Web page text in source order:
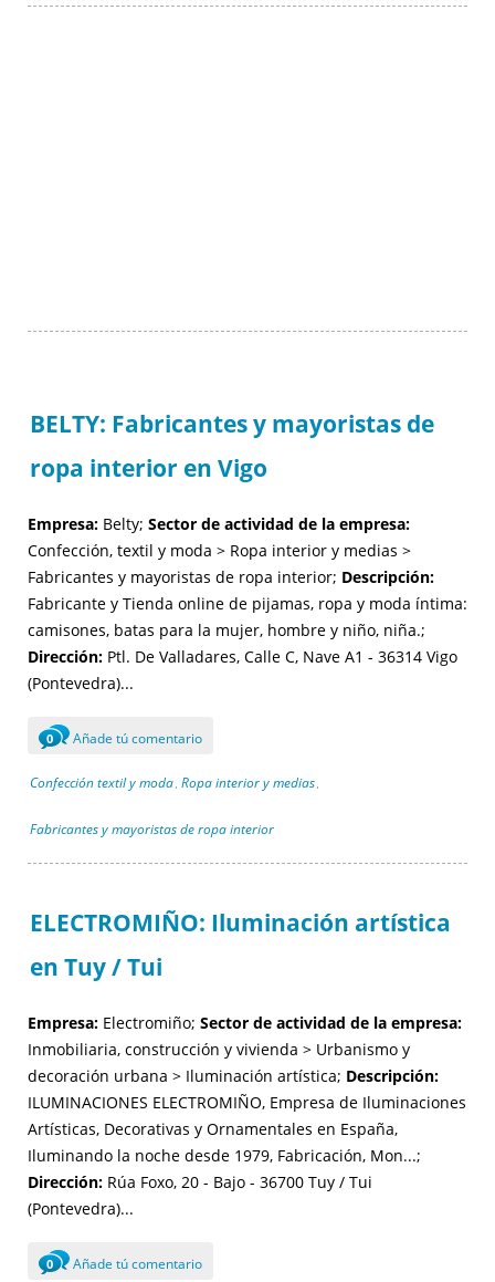
BELTY: Fabricantes y mayoristas de
ropa interior en Vigo
Empresa: Belty; Sector de actividad de la empresa:
Confección, textil y moda > Ropa interior y medias >
Fabricantes y mayoristas de ropa interior; Descripción:
Fabricante y Tienda online de pijamas, ropa y moda íntima:
camisones, batas para la mujer, hombre y niño, niña.;
Dirección: Ptl. De Valladares, Calle C, Nave A1 - 36314 Vigo
(Pontevedra)...
0 Añade tú comentario
Confección textil y moda , Ropa interior y medias ,
Fabricantes y mayoristas de ropa interior
ELECTROMIÑO: Iluminación artística
en Tuy / Tui
Empresa: Electromiño; Sector de actividad de la empresa:
Inmobiliaria, construcción y vivienda > Urbanismo y
decoración urbana > Iluminación artística; Descripción:
ILUMINACIONES ELECTROMIÑO, Empresa de Iluminaciones
Artísticas, Decorativas y Ornamentales en España,
Iluminando la noche desde 1979, Fabricación, Mon...;
Dirección: Rúa Foxo, 20 - Bajo - 36700 Tuy / Tui
(Pontevedra)...
0 Añade tú comentario